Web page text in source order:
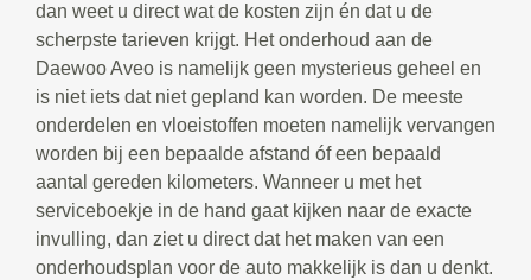
dan weet u direct wat de kosten zijn én dat u de
scherpste tarieven krijgt. Het onderhoud aan de
Daewoo Aveo is namelijk geen mysterieus geheel en
is niet iets dat niet gepland kan worden. De meeste
onderdelen en vloeistoffen moeten namelijk vervangen
worden bij een bepaalde afstand óf een bepaald
aantal gereden kilometers. Wanneer u met het
serviceboekje in de hand gaat kijken naar de exacte
invulling, dan ziet u direct dat het maken van een
onderhoudsplan voor de auto makkelijk is dan u denkt.